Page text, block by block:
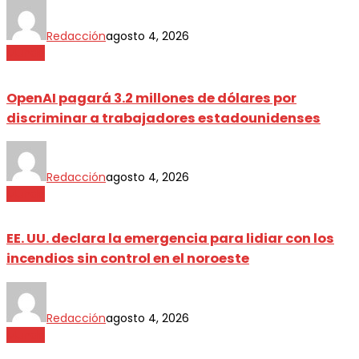
Redacciónagosto 4, 2026
OpenAI pagará 3.2 millones de dólares por
discriminar a trabajadores estadounidenses
Redacciónagosto 4, 2026
EE. UU. declara la emergencia para lidiar con los
incendios sin control en el noroeste
Redacciónagosto 4, 2026